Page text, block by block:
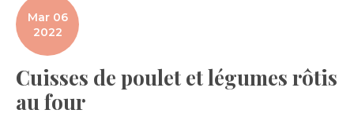
Mar 06
2022
Cuisses de poulet et légumes rôtis
au four